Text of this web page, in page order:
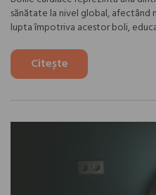
sănătate la nivel global, afectând
lupta împotriva acestor boli,
Citește